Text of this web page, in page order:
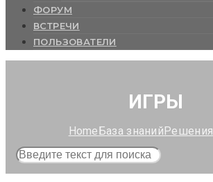
ФОРУМ
ВСТРЕЧИ
ПОЛЬЗОВАТЕЛИ
ИГРЫ
HomeБаза знанийРешения